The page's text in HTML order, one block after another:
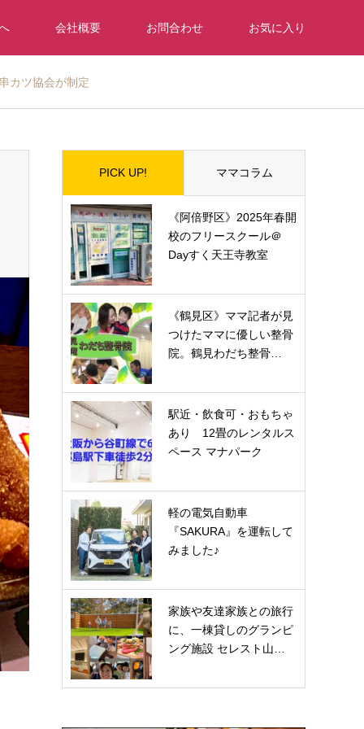
会社概要 お問合わせ お気に入り
カツ協会が制定
PICK UP! ママコラム
《阿倍野区》2025年春開
校のフリースクール＠
Dayすく天王寺教室
《鶴見区》ママ記者が見
つけたママに優しい整骨
院。鶴見わだち整骨…
駅近・飲食可・おもちゃ
あり 12畳のレンタルス
ペース マナパーク
軽の電気自動車
『SAKURA』を運転して
みました♪
家族や友達家族との旅行
に、一棟貸しのグランピ
ング施設 セレスト山…